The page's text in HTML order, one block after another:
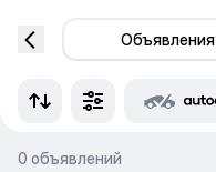
Объявления
0 объявлений